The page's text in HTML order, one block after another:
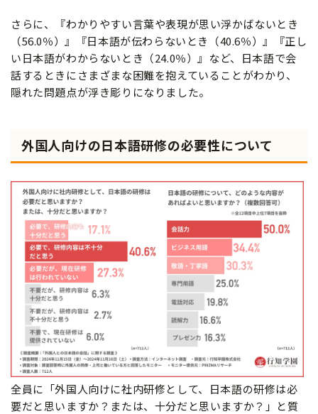
さらに、『わかりやすい言葉や表現が思い浮かばないとき
（56.0％）』『日本語が伝わらないとき（40.6％）』『正し
い日本語がわからないとき（24.0％）』など、日本語で会
話するときにさまざまな困難を抱えていることがわかり、
隠れた問題点が浮き彫りになりました。
外国人向けの日本語研修の必要性について
全員に「外国人向けに社内研修として、日本語の研修は必
要だと思いますか？または、十分だと思いますか？」と質